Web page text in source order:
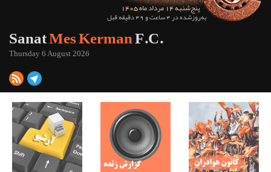
پنج‌شنبه 14 مرداد ماه 1405
به‌روزشده در 4 ساعت و 49 دقیقه قبل
SanatMes KermanF.C.
Thursday 6 August 2026